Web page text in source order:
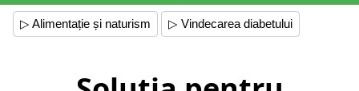
▷ Alimentație și naturism ▷ Vindecarea diabetului